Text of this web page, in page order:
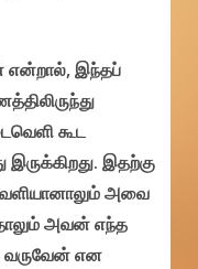
இந்தப்
கூட
இதற்கு
அவை
அவன் எந்த
வருவேன் என